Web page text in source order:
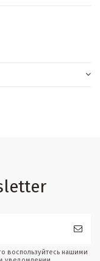
воспользуйтесь нашими